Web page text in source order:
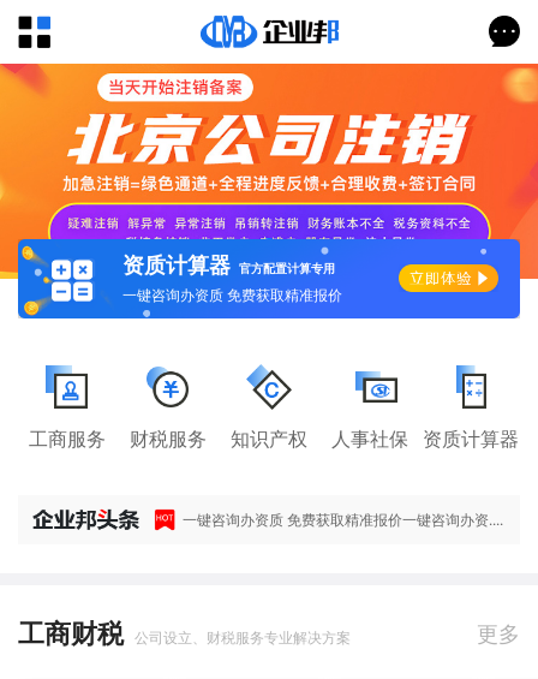
资质计算器 官方配置计算专用
一键咨询办资质 免费获取精准报价
工商服务 财税服务 知识产权 人事社保 资质计算器
一键咨询办资质 免费获取精准报价一键咨询办资....
工商财税 公司设立、财税服务专业解决方案 更多